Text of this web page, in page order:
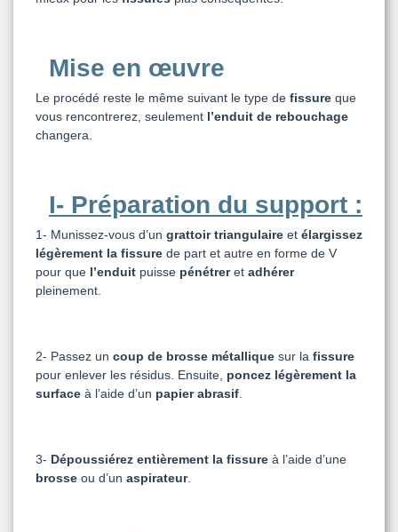
Mise en œuvre
Le procédé reste le même suivant le type de fissure que
vous rencontrerez, seulement l’enduit de rebouchage
changera.
I- Préparation du support :
1- Munissez-vous d’un grattoir triangulaire et élargissez
légèrement la fissure de part et autre en forme de V
pour que l’enduit puisse pénétreret adhérer
pleinement.
2- Passez un coup de brosse métallique sur la fissure
pour enlever les résidus. Ensuite, poncez légèrement la
surface à l’aide d’un papier abrasif
3- Dépoussiérez entièrement la fissure à l’aide d’une
brosse ou d’un aspirateur.